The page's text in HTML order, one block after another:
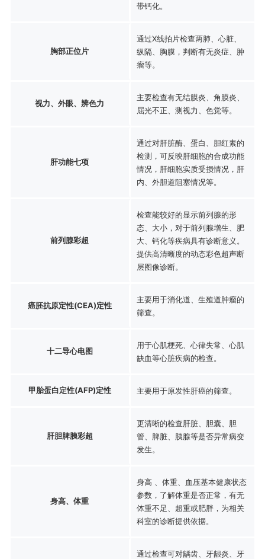
带钙化。
胸部正位片
通过X线拍片检查两肺、心脏、
纵隔、胸膜，判断有无炎症、肿
瘤等。
视力、外眼、辨色力
主要检查有无结膜炎、角膜炎、
屈光不正、测视力、色觉等。
肝功能七项
通过对肝脏酶、蛋白、胆红素的
检测，可反映肝细胞的合成功能
情况，肝细胞实质受损情况，肝
内、外胆道阻塞情况等。
前列腺彩超
检查能较好的显示前列腺的形
态、大小，对于前列腺增生、肥
大、钙化等疾病具有诊断意义。
提供高清晰度的动态彩色超声断
层图像诊断。
癌胚抗原定性(CEA)定性
主要用于消化道、生殖道肿瘤的
筛查。
十二导心电图
用于心肌梗死、心律失常、心肌
缺血等心脏疾病的检查。
甲胎蛋白定性(AFP)定性 主要用于原发性肝癌的筛查。
肝胆脾胰彩超
更清晰的检查肝脏、胆囊、胆
管、脾脏、胰腺等是否异常病变
发生。
身高、体重
身高 、体重、血压基本健康状态
参数，了解体重是否正常，有无
体重不足、超重或肥胖，为相关
科室的诊断提供依据。
通过检查可对龋齿、牙龈炎、牙